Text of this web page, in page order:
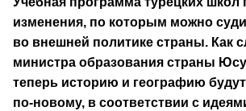
изменения, по которым можно
во внешней политике страны. Как
министра образования страны
теперь историю и географию
по-новому, в соответствии с